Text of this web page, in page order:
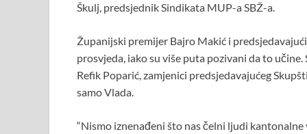
Škulj, predsjednik Sindikata MUP-a SBŽ-a.
Županijski premijer Bajro Makić i
prosvjeda, iako su više puta pozivani da to
Refik Poparić, zamjenici predsjedavajućeg
samo Vlada.
“Nismo iznenađeni što nas čelni ljudi